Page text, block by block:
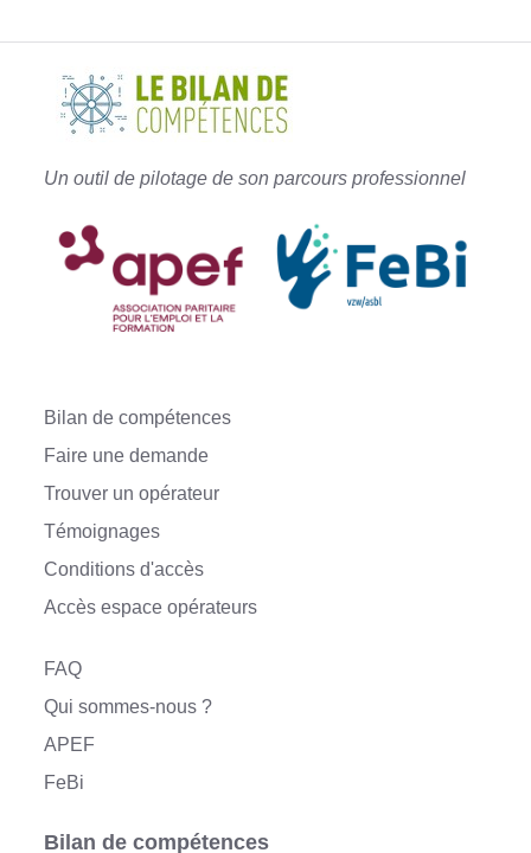
Un outil de pilotage de son parcours professionnel
Bilan de compétences
Faire une demande
Trouver un opérateur
Témoignages
Conditions d'accès
Accès espace opérateurs
FAQ
Qui sommes-nous ?
APEF
FeBi
Bilan de compétences